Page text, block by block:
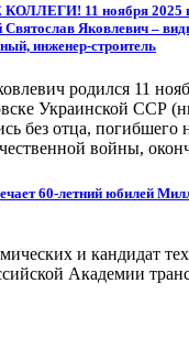
11 ноября 2025 г.
Яковлевич –
инженер-строитель
родился 11
Украинской ССР
без отца, погибшего
войны,
60-летний юбилей
и кандидат
Академии